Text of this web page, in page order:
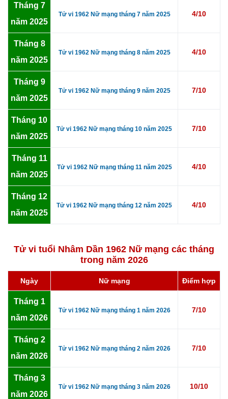
Tháng 7
năm 2025
Tử vi 1962 Nữ mạng tháng 7 năm 2025 4/10
Tháng 8
năm 2025
Tử vi 1962 Nữ mạng tháng 8 năm 2025 4/10
Tháng 9
năm 2025
Tử vi 1962 Nữ mạng tháng 9 năm 2025 7/10
Tháng 10
năm 2025
Tử vi 1962 Nữ mạng tháng 10 năm 2025 7/10
Tháng 11
năm 2025
Tử vi 1962 Nữ mạng tháng 11 năm 2025 4/10
Tháng 12
năm 2025
Tử vi 1962 Nữ mạng tháng 12 năm 2025 4/10
Tử vi tuổi Nhâm Dần 1962 Nữ mạng các tháng
trong năm 2026
Ngày Nữ mạng Điểm hợp
Tháng 1
năm 2026
Tử vi 1962 Nữ mạng tháng 1 năm 2026 7/10
Tháng 2
năm 2026
Tử vi 1962 Nữ mạng tháng 2 năm 2026 7/10
Tháng 3
năm 2026
Tử vi 1962 Nữ mạng tháng 3 năm 2026 10/10